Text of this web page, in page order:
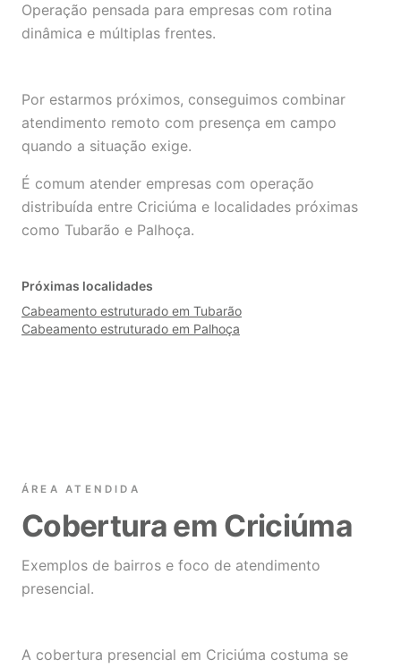
Operação pensada para empresas com rotina
dinâmica e múltiplas frentes.
Por estarmos próximos, conseguimos combinar
atendimento remoto com presença em campo
quando a situação exige.
É comum atender empresas com operação
distribuída entre Criciúma e localidades próximas
como Tubarão e Palhoça.
Próximas localidades
Cabeamento estruturado em Tubarão
Cabeamento estruturado em Palhoça
ÁREA ATENDIDA
Cobertura em Criciúma
Exemplos de bairros e foco de atendimento
presencial.
A cobertura presencial em Criciúma costuma se